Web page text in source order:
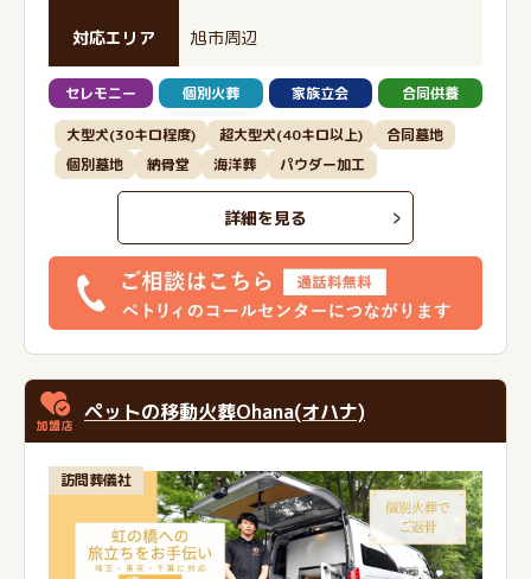
対応エリア 旭市周辺
セレモニー 個別火葬 家族立会 合同供養
大型犬(30キロ程度) 超大型犬(40キロ以上)
合同墓地
個別墓地
納骨堂 海洋葬 パウダー加工
詳細を見る
ペットの移動⽕葬Ohana(オハナ)
訪問葬儀社